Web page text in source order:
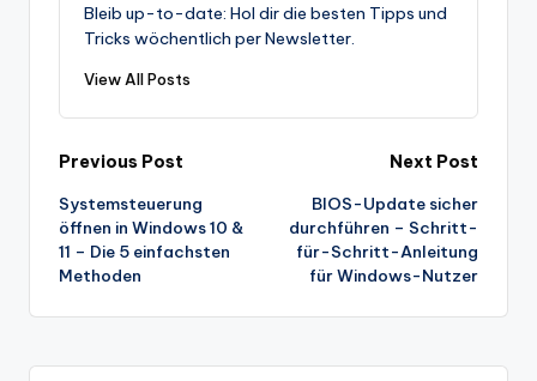
Bleib up-to-date: Hol dir die besten Tipps und
Tricks wöchentlich per Newsletter.
View All Posts
Post
navigation
Previous Post
Systemsteuerung
öffnen in Windows 10 &
11 – Die 5 einfachsten
Methoden
Next Post
BIOS-Update sicher
durchführen – Schritt-
für-Schritt-Anleitung
für Windows-Nutzer